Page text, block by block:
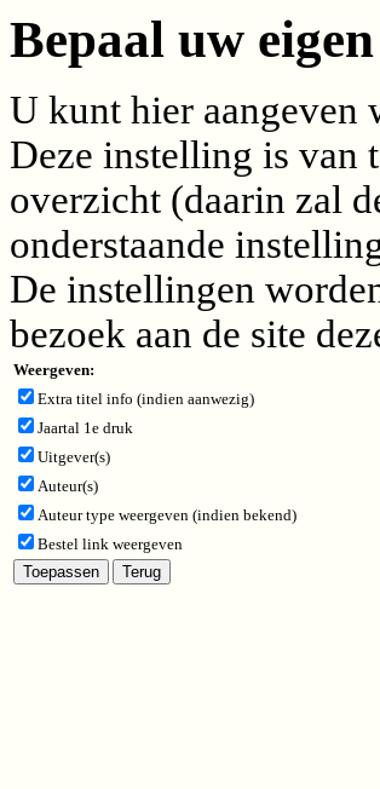
Bepaal uw
U kunt hier aangeven
Deze instelling is van
overzicht (daarin zal
onderstaande
De instellingen
bezoek aan de site
Weergeven:
Extra titel info (indien aanwezig)
Jaartal 1e druk
Uitgever(s)
Auteur(s)
Auteur type weergeven (indien bekend)
Bestel link weergeven